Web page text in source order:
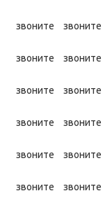
звоните звоните
звоните
звоните
звоните звоните
звоните
звоните
звоните звоните
звоните
звоните